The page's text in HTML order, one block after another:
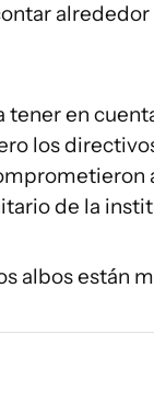
tener en
los
de la
albos están